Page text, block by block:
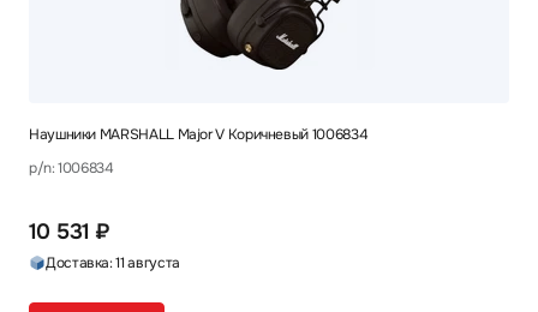
Наушники MARSHALL Major V Коричневый 1006834
p/n: 1006834
10 531 ₽
Доставка: 11 августа